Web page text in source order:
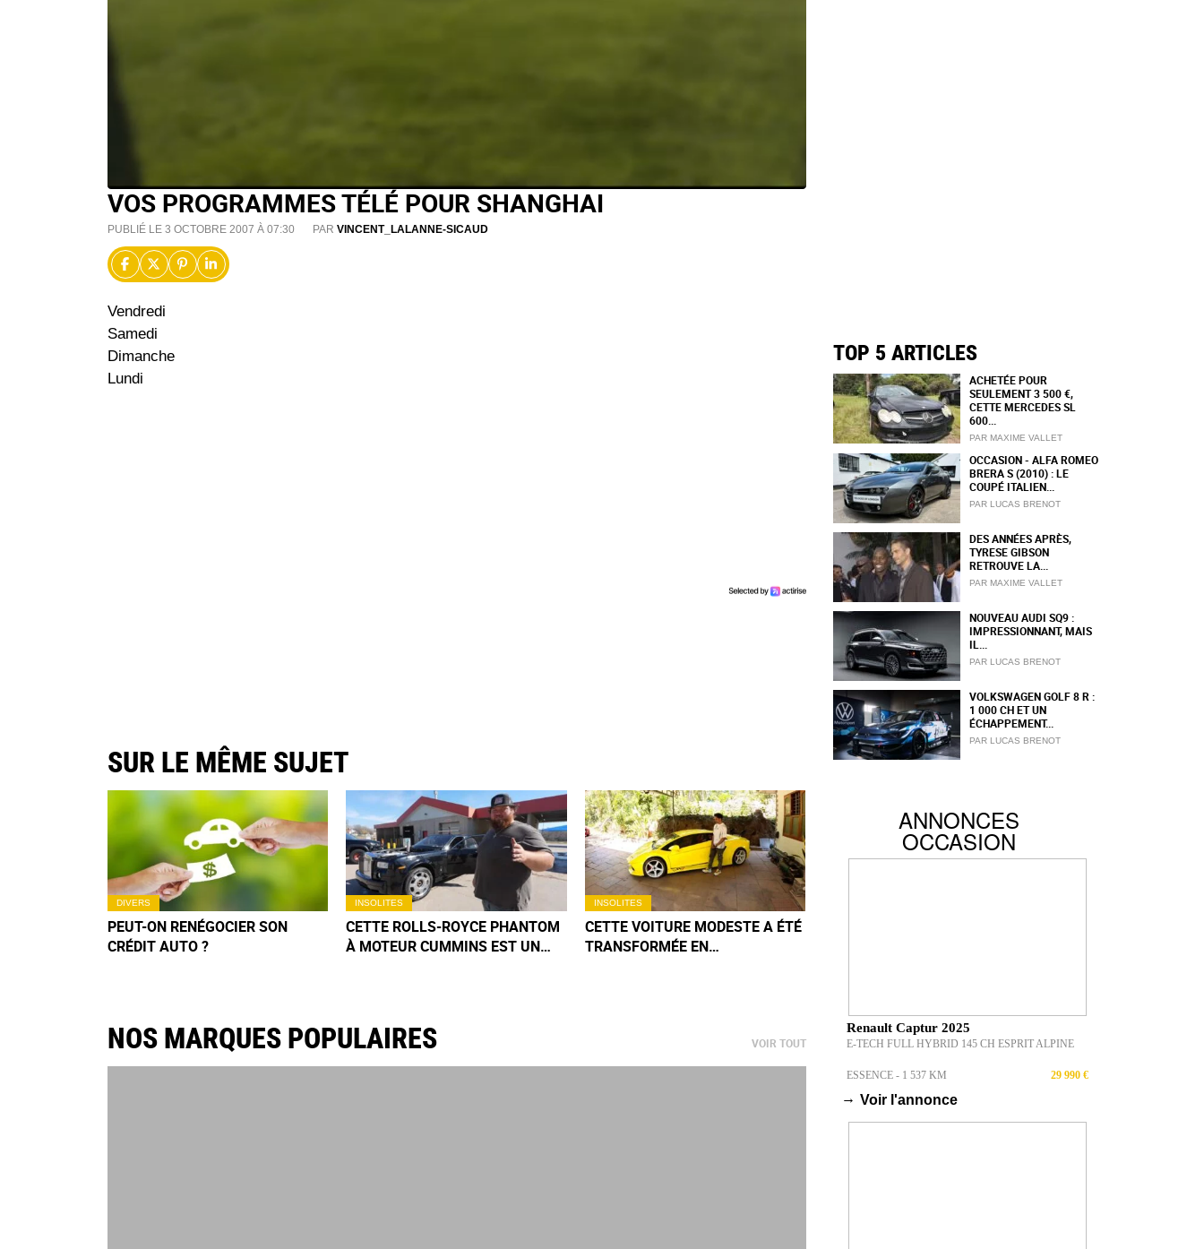
VOS PROGRAMMES TÉLÉ POUR SHANGHAI
PUBLIÉ LE 3 OCTOBRE 2007 À 07:30 PAR VINCENT_LALANNE-SICAUD
Vendredi
Samedi
Dimanche
Lundi
SUR LE MÊME SUJET
DIVERS
PEUT-ON RENÉGOCIER SON
CRÉDIT AUTO ?
INSOLITES
CETTE ROLLS-ROYCE PHANTOM
À MOTEUR CUMMINS EST UN
INSOLITES
CETTE VOITURE MODESTE A ÉTÉ
TRANSFORMÉE EN
NOS MARQUES POPULAIRES VOIR TOUT
TOP 5 ARTICLES
ACHETÉE POUR
SEULEMENT 3 500 €,
CETTE MERCEDES SL
600...
PAR MAXIME VALLET
OCCASION - ALFA ROMEO
BRERA S (2010) : LE
COUPÉ ITALIEN...
PAR LUCAS BRENOT
DES ANNÉES APRÈS,
TYRESE GIBSON
RETROUVE LA...
PAR MAXIME VALLET
NOUVEAU AUDI SQ9 :
IMPRESSIONNANT, MAIS
IL...
PAR LUCAS BRENOT
VOLKSWAGEN GOLF 8 R :
1 000 CH ET UN
ÉCHAPPEMENT...
PAR LUCAS BRENOT
ANNONCES
OCCASION
Renault Captur 2025
E-TECH FULL HYBRID 145 CH ESPRIT ALPINE
ESSENCE - 1 537 KM 29 990 €
→ Voir l'annonce